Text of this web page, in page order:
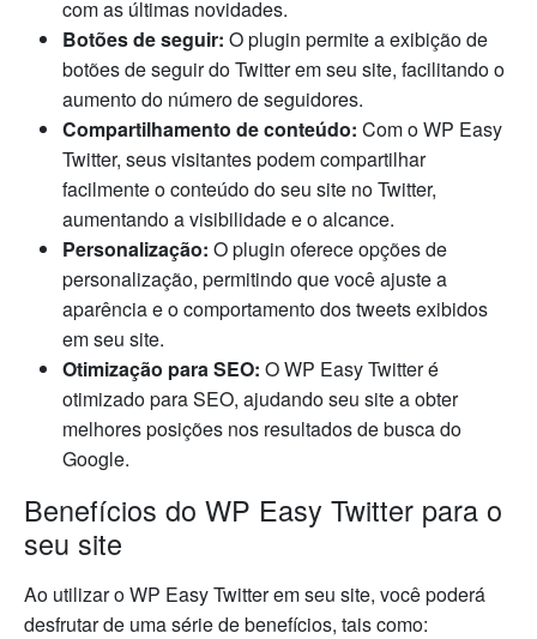
com as últimas novidades.
Botões de seguir: O plugin permite a exibição de
botões de seguir do Twitter em seu site, facilitando o
aumento do número de seguidores.
Compartilhamento de conteúdo: Com o WP Easy
Twitter, seus visitantes podem compartilhar
facilmente o conteúdo do seu site no Twitter,
aumentando a visibilidade e o alcance.
Personalização: O plugin oferece opções de
personalização, permitindo que você ajuste a
aparência e o comportamento dos tweets exibidos
em seu site.
Otimização para SEO: O WP Easy Twitter é
otimizado para SEO, ajudando seu site a obter
melhores posições nos resultados de busca do
Google.
Benefícios do WP Easy Twitter para o
seu site
Ao utilizar o WP Easy Twitter em seu site, você poderá
desfrutar de uma série de benefícios, tais como: